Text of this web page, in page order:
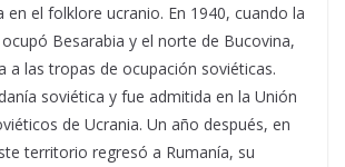
en el folklore ucranio. En 1940, cuando la
Besarabia y el norte de Bucovina,
a las tropas de ocupación soviéticas.
soviética y fue admitida en la Unión
de Ucrania. Un año después, en
territorio regresó a Rumanía, su